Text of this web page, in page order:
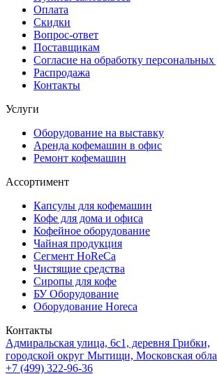
Оплата
Скидки
Вопрос-ответ
Поставщикам
Согласие на обработку
Распродажа
Контакты
Услуги
Оборудование на выставку
Аренда кофемашин в офис
Ремонт кофемашин
Ассортимент
Капсулы для кофемашин
Кофе для дома и офиса
Кофейное оборудование
Чайная продукция
Сегмент HoReCa
Чистящие средства
Сиропы для кофе
БУ Оборудование
Оборудование Horeca
Контакты
Адмиральская улица, 6с1, деревня Грибки,
городской округ Мытищи, Московская
+7 (499) 322-96-36